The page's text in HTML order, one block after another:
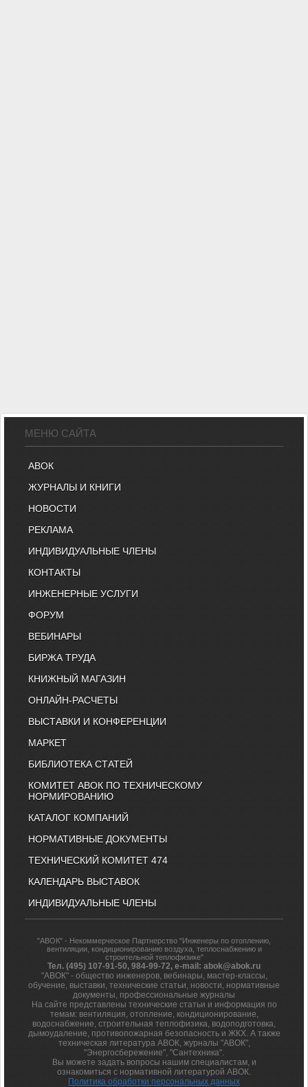
МЕНЮ САЙТА
АВОК
ЖУРНАЛЫ И КНИГИ
НОВОСТИ
РЕКЛАМА
ИНДИВИДУАЛЬНЫЕ ЧЛЕНЫ
КОНТАКТЫ
ИНЖЕНЕРНЫЕ УСЛУГИ
ФОРУМ
ВЕБИНАРЫ
БИРЖА ТРУДА
КНИЖНЫЙ МАГАЗИН
ОНЛАЙН-РАСЧЕТЫ
ВЫСТАВКИ И КОНФЕРЕНЦИИ
МАРКЕТ
БИБЛИОТЕКА СТАТЕЙ
КОМИТЕТ АВОК ПО ТЕХНИЧЕСКОМУ
НОРМИРОВАНИЮ
КАТАЛОГ КОМПАНИЙ
НОРМАТИВНЫЕ ДОКУМЕНТЫ
ТЕХНИЧЕСКИЙ КОМИТЕТ 474
КАЛЕНДАРЬ ВЫСТАВОК
ИНДИВИДУАЛЬНЫЕ ЧЛЕНЫ
"АВОК" - Некоммерческое Партнерство "Инженеры по отоплению,
вентиляции, кондиционированию воздуха, теплоснабжению и
строительной теплофизике"
Тел. (495) 107-91-50, 984-99-72, e-mail: abok@abok.ru
"АВОК" - общество инженеров, вебинары, мастер-классы,
обучение, выставки, технические статьи, новости, нормативные
документы, профессиональные журналы
На сайте представлены технические статьи и информация по
темам: вентиляция, отопление, кондиционирование,
водоснабжение, строительная теплофизика, водоподготовка,
дымоудаление, противопожарная безопасность и ЖКХ. А также
техническая литература АВОК, журналы "АВОК",
"Энергосбережение", "Сантехника".
Вы можете задать вопросы нашим специалистам, и
ознакомиться с нормативной литературой АВОК.
Политика обработки персональных данных